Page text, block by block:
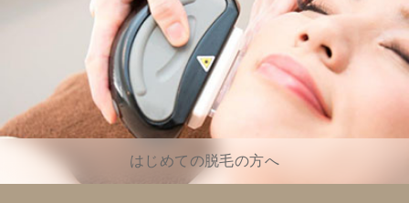
はじめての脱毛の方へ